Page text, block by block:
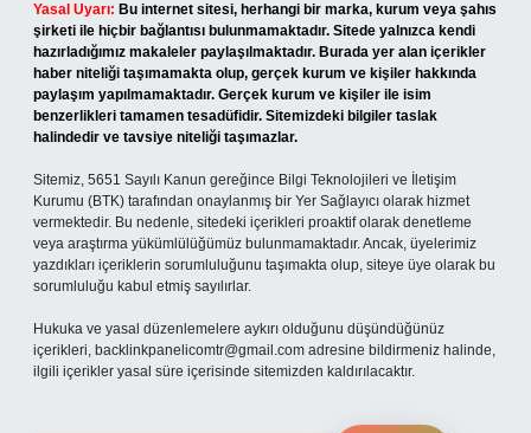
Yasal Uyarı: Bu internet sitesi, herhangi bir marka, kurum veya şahıs
şirketi ile hiçbir bağlantısı bulunmamaktadır. Sitede yalnızca kendi
hazırladığımız makaleler paylaşılmaktadır. Burada yer alan içerikler
haber niteliği taşımamakta olup, gerçek kurum ve kişiler hakkında
paylaşım yapılmamaktadır. Gerçek kurum ve kişiler ile isim
benzerlikleri tamamen tesadüfidir. Sitemizdeki bilgiler taslak
halindedir ve tavsiye niteliği taşımazlar.
Sitemiz, 5651 Sayılı Kanun gereğince Bilgi Teknolojileri ve İletişim
Kurumu (BTK) tarafından onaylanmış bir Yer Sağlayıcı olarak hizmet
vermektedir. Bu nedenle, sitedeki içerikleri proaktif olarak denetleme
veya araştırma yükümlülüğümüz bulunmamaktadır. Ancak, üyelerimiz
yazdıkları içeriklerin sorumluluğunu taşımakta olup, siteye üye olarak bu
sorumluluğu kabul etmiş sayılırlar.
Hukuka ve yasal düzenlemelere aykırı olduğunu düşündüğünüz
içerikleri, backlinkpanelicomtr@gmail.com adresine bildirmeniz halinde,
ilgili içerikler yasal süre içerisinde sitemizden kaldırılacaktır.